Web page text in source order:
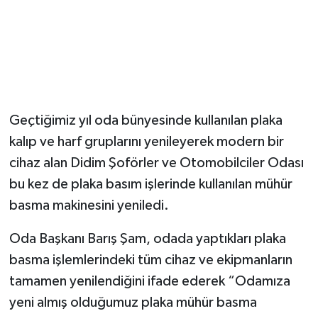
Geçtiğimiz yıl oda bünyesinde kullanılan plaka
kalıp ve harf gruplarını yenileyerek modern bir
cihaz alan Didim Şoförler ve Otomobilciler Odası
bu kez de plaka basım işlerinde kullanılan mühür
basma makinesini yeniledi.
Oda Başkanı Barış Şam, odada yaptıkları plaka
basma işlemlerindeki tüm cihaz ve ekipmanların
tamamen yenilendiğini ifade ederek “Odamıza
yeni almış olduğumuz plaka mühür basma